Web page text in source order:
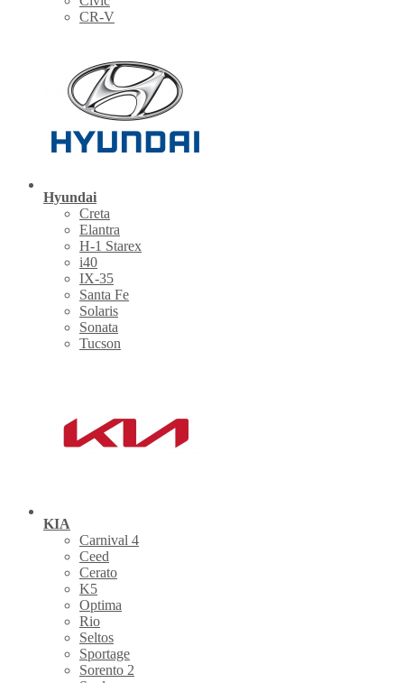
CR-V
Hyundai
Creta
Elantra
H-1 Starex
i40
IX-35
Santa Fe
Solaris
Sonata
Tucson
KIA
Carnival 4
Ceed
Cerato
K5
Optima
Rio
Seltos
Sportage
Sorento 2